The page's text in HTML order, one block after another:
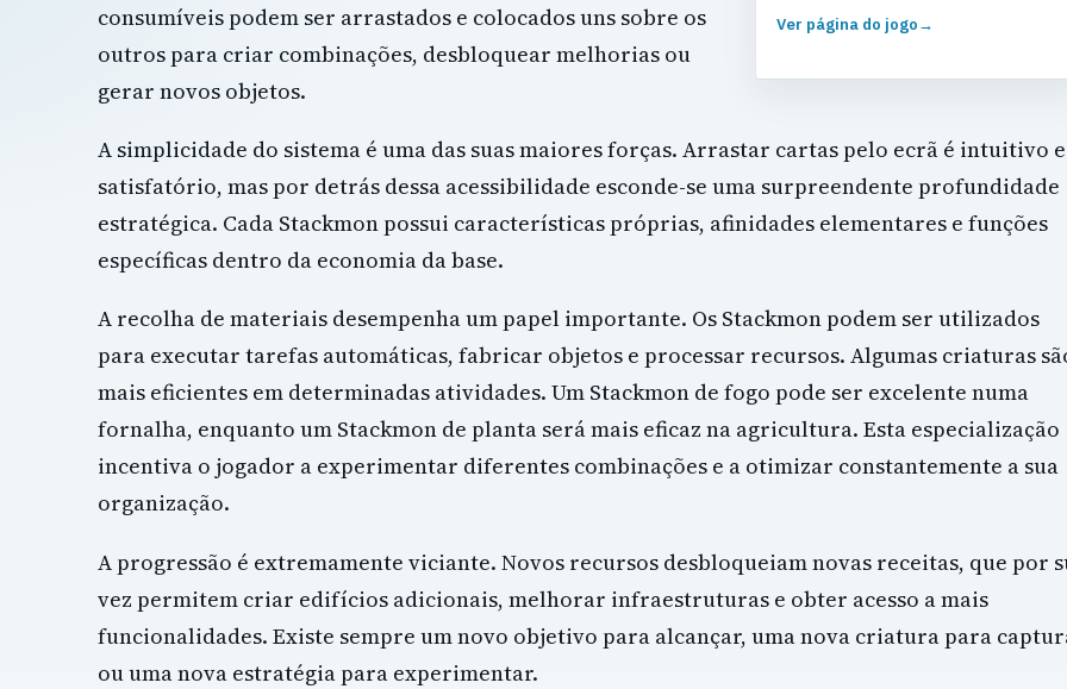
Ver página do jogo→
consumíveis podem ser arrastados e colocados uns sobre os
outros para criar combinações, desbloquear melhorias ou
gerar novos objetos.
A simplicidade do sistema é uma das suas maiores forças. Arrastar cartas pelo ecrã é intuitivo e
satisfatório, mas por detrás dessa acessibilidade esconde-se uma surpreendente profundidade
estratégica. Cada Stackmon possui características próprias, afinidades elementares e funções
específicas dentro da economia da base.
A recolha de materiais desempenha um papel importante. Os Stackmon podem ser utilizados
para executar tarefas automáticas, fabricar objetos e processar recursos. Algumas criaturas
mais eficientes em determinadas atividades. Um Stackmon de fogo pode ser excelente numa
fornalha, enquanto um Stackmon de planta será mais eficaz na agricultura. Esta especialização
incentiva o jogador a experimentar diferentes combinações e a otimizar constantemente a sua
organização.
A progressão é extremamente viciante. Novos recursos desbloqueiam novas receitas, que por
vez permitem criar edifícios adicionais, melhorar infraestruturas e obter acesso a mais
funcionalidades. Existe sempre um novo objetivo para alcançar, uma nova criatura para
ou uma nova estratégia para experimentar.